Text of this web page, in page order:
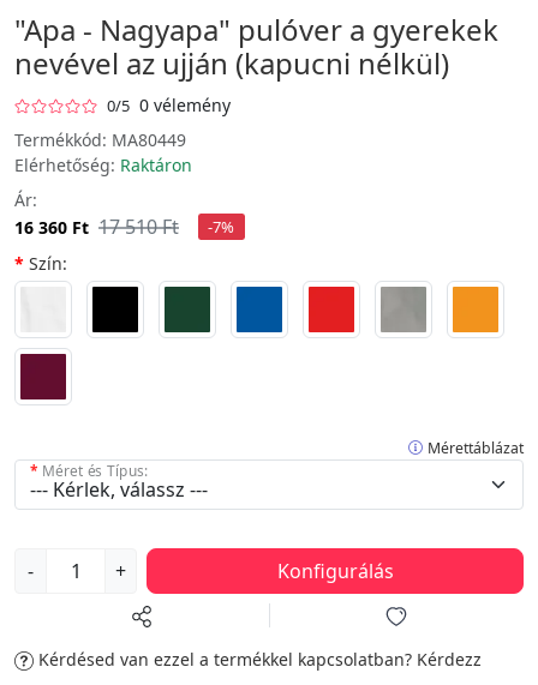
"Apa - Nagyapa" pulóver a gyerekek
nevével az ujján (kapucni nélkül)
0/5 0 vélemény
Termékkód: MA80449
Elérhetőség: Raktáron
Ár:
16 360 Ft 17 510 Ft -7%
Szín:
Mérettáblázat
Méret és Típus:
- + Konfigurálás
Kérdésed van ezzel a termékkel kapcsolatban? Kérdezz